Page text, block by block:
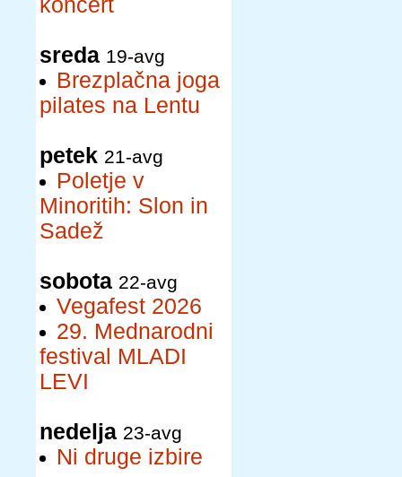
koncert
sreda 19-avg
Brezplačna joga
pilates na Lentu
petek 21-avg
Poletje v
Minoritih: Slon in
Sadež
sobota 22-avg
Vegafest 2026
29. Mednarodni
festival MLADI
LEVI
nedelja 23-avg
Ni druge izbire